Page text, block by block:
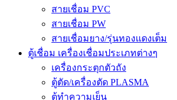
สายเชื่อม PVC
สายเชื่อม PW
สายเชื่อมยาง/รุ่นทองแดงเต็ม
ตู้เชื่อม เครื่องเชื่อมประเภทต่างๆ
เครื่องกระตุกตัวถัง
ตู้ตัด/เครื่องตัด PLASMA
ตู้ทำความเย็น